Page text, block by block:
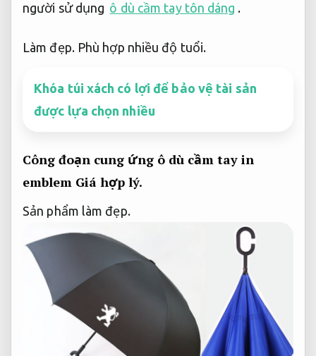
người sử dụng ô dù cầm tay tôn dáng .
Làm đẹp. Phù hợp nhiều độ tuổi.
Khóa túi xách có lợi để bảo vệ tài sản
được lựa chọn nhiều
Công đoạn cung ứng ô dù cầm tay in
emblem Giá hợp lý.
Sản phẩm làm đẹp.